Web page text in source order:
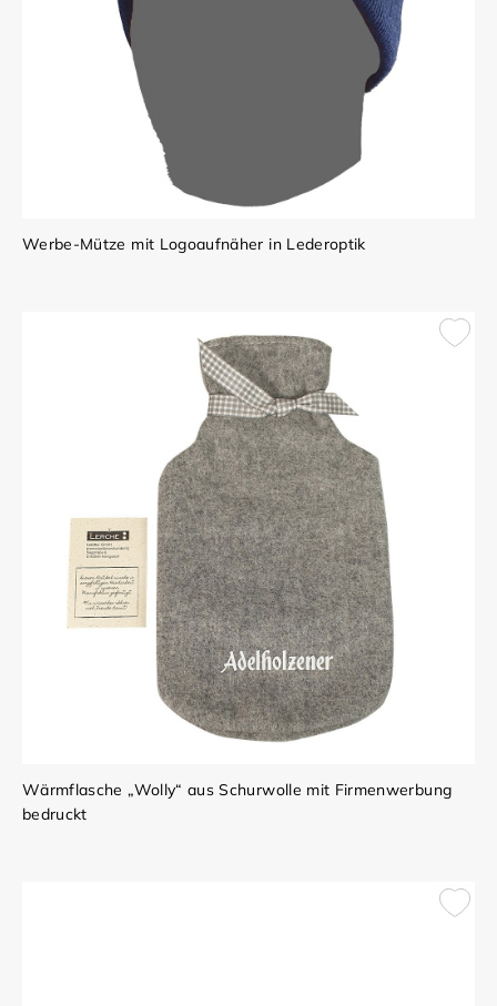
Werbe-Mütze mit Logoaufnäher in Lederoptik
Wärmflasche „Wolly“ aus Schurwolle mit Firmenwerbung
bedruckt